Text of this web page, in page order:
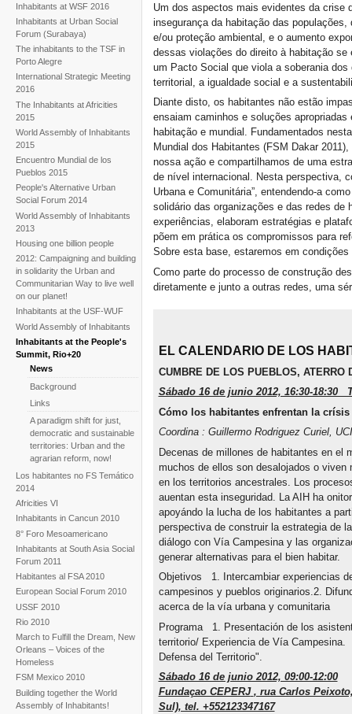
Inhabitants at WSF 2016
Inhabitants at Urban Social
Forum (Surabaya)
The inhabitants to the TSF in
Porto Alegre
International Strategic Meeting
2016
The Inhabitants at Africities
2015
World Assembly of Inhabitants
2015
Encuentro Mundial de los
Pueblos 2015
People's Alternative Urban
Social Forum 2014
World Assembly of Inhabitants
2013
Housing one billion people
2012: Campaigning and building
in solidarity the Urban and
Communitarian Way to live well
on our planet!
Inhabitants at the USF-WUF
World Assembly of Inhabitants
Inhabitants at the People's
Summit, Rio+20
News
Background
Links
A paradigm shift for just,
democratic and sustainable
territories: Urban and the
agrarian reform, now!
Los habitantes no FS Temático
2014
Africities VI
Inhabitants in Cancun 2010
8° Foro Mesoamericano
Inhabitants at South Asia Social
Forum 2011
Habitantes al FSA 2010
European Social Forum 2010
USSF 2010
Rio 2010
March to Fulfill the Dream, New
Orleans – Voices of the
Homeless
FSM Mexico 2010
Building together the World
Assembly of Inhabitants!
Um dos aspectos mais evidentes da crise
insegurança da habitação das
e/ou proteção ambiental, e o aumento
dessas violações do direito à habitação
um Pacto Social que viola a soberania
territorial, a igualdade social e a
Diante disto, os habitantes não estão
ensaiam caminhos e soluções
habitação e mundial. Fundamentados
Mundial dos Habitantes (FSM Dakar
nossa ação e compartilhamos de uma
de nível internacional. Nesta perspectiva,
Urbana e Comunitária”, entendendo-a
solidário das organizações e das redes de
experiências, elaboram estratégias e
põem em prática os compromissos para
Sobre esta base, estaremos em
Como parte do processo de construção
diretamente e junto a outras redes, uma
EL CALENDARIO DE LOS
CUMBRE DE LOS PUEBLOS, ATERRO
Sábado 16 de junio 2012, 16:30-18:30
Cómo los habitantes enfrentan la
Coordina : Guillermo Rodriguez Curiel,
Decenas de millones de habitantes en el
muchos de ellos son desalojados o
en los territorios ancestrales. Los
auentan esta inseguridad. La AIH ha
apoyándo la lucha de los habitantes a
perspectiva de construir la estrategia de
diálogo con Vía Campesina y las
generar alternativas para el bien habitar.
Objetivos 1. Intercambiar experiencias
campesinos y pueblos originarios.2.
acerca de la vía urbana y comunitaria
Programa 1. Presentación de los
territorio/ Experiencia de Vía
Defensa del Territorio".
Sábado 16 de junio 2012, 09:00-12:00
Fundaçao CEPERJ , rua Carlos
Sul), tel. +552123347167